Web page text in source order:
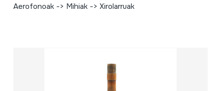
Aerofonoak -> Mihiak -> Xirolarruak